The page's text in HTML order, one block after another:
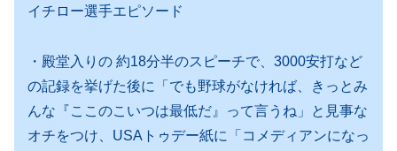
イチロー選手エピソード
・殿堂入りの 約18分半のスピーチで、3000安打など
の記録を挙げた後に「でも野球がなければ、きっとみ
んな『ここのこいつは最低だ』って言うね」と見事な
オチをつけ、USAトゥデー紙に「コメディアンになっ